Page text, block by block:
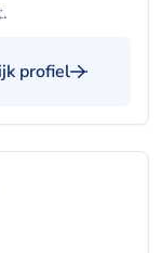
profiel